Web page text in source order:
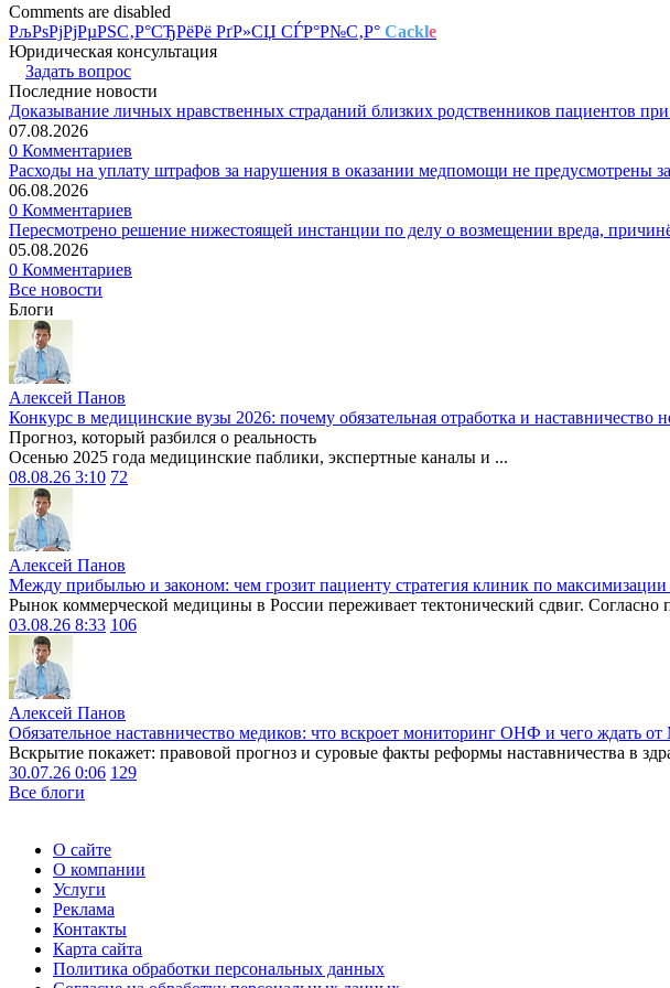
Comments are disabled
РљРѕРјРјРµРЅС‚Р°СЂРёРё РґР»СЏ СЃР°Р№С‚Р° Cackle
Юридическая консультация
Задать вопрос
Последние новости
Доказывание личных нравственных страданий близких родственников пациентов
07.08.2026
0 Комментариев
Расходы на уплату штрафов за нарушения в оказании медпомощи не предусмотрены
06.08.2026
0 Комментариев
Пересмотрено решение нижестоящей инстанции по делу о возмещении вреда,
05.08.2026
0 Комментариев
Все новости
Блоги
Алексей Панов
Конкурс в медицинские вузы 2026: почему обязательная отработка и наставничество
Прогноз, который разбился о реальность
Осенью 2025 года медицинские паблики, экспертные каналы и ...
08.08.26 3:10 72
Алексей Панов
Между прибылью и законом: чем грозит пациенту стратегия клиник по максимизации
Рынок коммерческой медицины в России переживает тектонический сдвиг. Согласно
03.08.26 8:33 106
Алексей Панов
Обязательное наставничество медиков: что вскроет мониторинг ОНФ и чего ждать
Вскрытие покажет: правовой прогноз и суровые факты реформы наставничества в
30.07.26 0:06 129
Все блоги
О сайте
О компании
Услуги
Реклама
Контакты
Карта сайта
Политика обработки персональных данных